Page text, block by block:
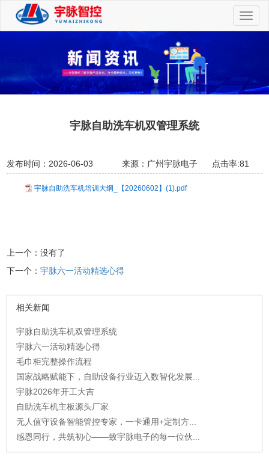
切
换
宇脉自助洗车机双管理系统
发布时间：2026-06-03 来源：广州宇脉电子 点击率:81
宇脉自助洗车机培训大纲_【20260602】(1).pdf
上一个：没有了
下一个：宇脉六一活动精选心得
相关新闻
宇脉自助洗车机双管理系统
宇脉六一活动精选心得
毛巾柜完整操作流程
国家战略赋能下，自助设备行业迈入数智化发展...
宇脉2026年开工大吉
自助洗车机主板源头厂家
无人值守设备智能管控专家，一卡通用+定制方...
感恩同行，共筑初心——致宇脉电子的每一位伙...